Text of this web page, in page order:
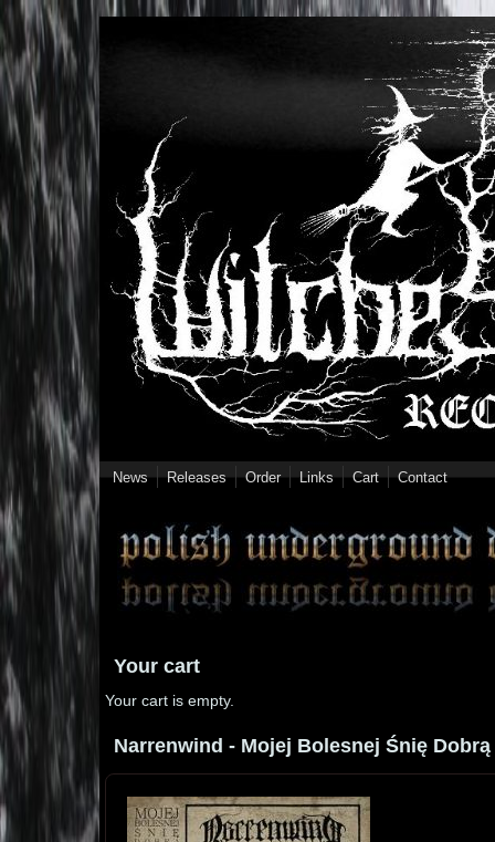
Skip to main content
News Releases Order Links Cart Contact
Your cart
Your cart is empty.
Narrenwind - Mojej Bolesnej Śnię